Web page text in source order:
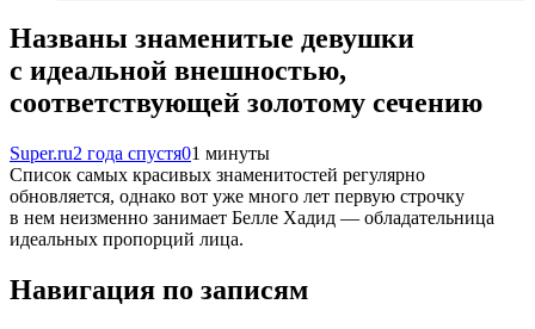
Названы знаменитые девушки
с идеальной внешностью,
соответствующей золотому сечению
Super.ru2 года спустя01 минуты
Список самых красивых знаменитостей регулярно
обновляется, однако вот уже много лет первую строчку
в нем неизменно занимает Белле Хадид — обладательница
идеальных пропорций лица.
Навигация по записям